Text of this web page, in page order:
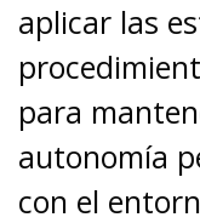
aplicar las
para
autonomía
con el